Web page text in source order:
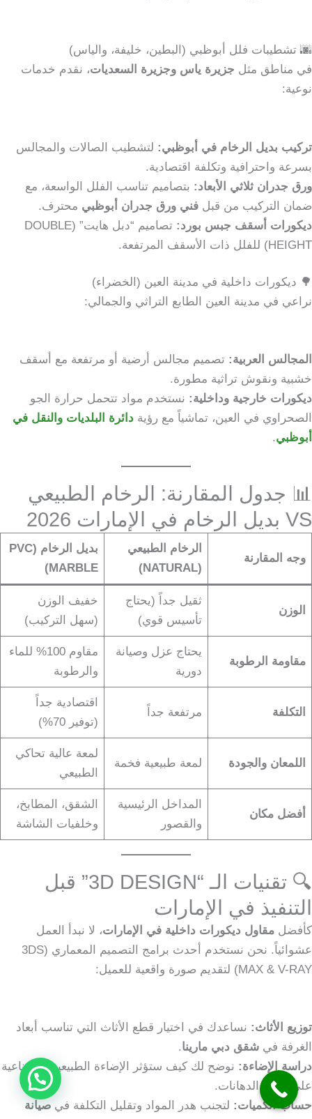
🌆 تشطيبات فلل أبوظبي (البطين، خليفة، والياس)
في مناطق مثل جزيرة ياس وجزيرة السعديات، نقدم خدمات
نوعية:
تركيب بديل الرخام في أبوظبي: لتشطيب الصالات والمجالس
بسرعة واحترافية وتكلفة اقتصادية.
ورق جدران ثلاثي الأبعاد: بتصاميم تناسب الفلل الواسعة، مع
ضمان التركيب من قبل فني ورق جدران أبوظبي محترف.
ديكورات أسقف جبس بورد:
تصاميم “دبل هايت” (DOUBLE
HEIGHT) للفلل ذات الأسقف المرتفعة.
🌳 ديكورات داخلية في مدينة العين (الخضراء)
نراعي في مدينة العين الطابع التراثي والجمالي:
المجالس العربية: تصميم مجالس أرضية أو مرتفعة مع أسقف
خشبية ونقوش تراثية مطورة.
ديكورات خارجية وداخلية: نستخدم مواد تتحمل حرارة الجو
الصحراوي في العين، تماشياً مع رؤية دائرة البلديات والنقل في
أبوظبي.
📊 جدول المقارنة: الرخام الطبيعي
VS بديل الرخام في الإمارات 2026
وجه المقارنة
الرخام الطبيعي
(NATURAL)
بديل الرخام (PVC
MARBLE)
الوزن
ثقيل جداً (يحتاج
تأسيس قوي)
خفيف الوزن
(سهل التركيب)
مقاومة الرطوبة
يحتاج عزل وصيانة
دورية
مقاوم 100% للماء
والرطوبة
التكلفة مرتفعة جداً
اقتصادية جداً
(توفير 70%)
اللمعان والجودة لمعة طبيعية فخمة
لمعة عالية تحاكي
الطبيعي
أفضل مكان
المداخل الرئيسية
والقصور
الشقق، المطابخ،
وخلفيات الشاشة
🔍 تقنيات الـ “3D DESIGN” قبل
التنفيذ في الإمارات
كأفضل مقاول ديكورات داخلية في الإمارات، لا نبدأ العمل
عشوائياً. نحن نستخدم أحدث برامج التصميم المعماري (3DS
MAX & V-RAY) لتقديم صورة واقعية للعميل:
توزيع الأثاث: نساعدك في اختيار قطع الأثاث التي تناسب أبعاد
الغرفة في شقق دبي مارينا.
دراسة الإضاءة: نوضح لك كيف ستؤثر الإضاءة الطبيعية والصناعية
على ألوان الدهانات.
حساب الكميات: لتجنب هدر المواد وتقليل التكلفة في صيانة